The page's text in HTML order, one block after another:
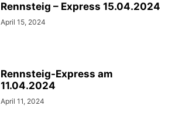
Rennsteig – Express 15.04.2024
April 15, 2024
Rennsteig-Express am
11.04.2024
April 11, 2024